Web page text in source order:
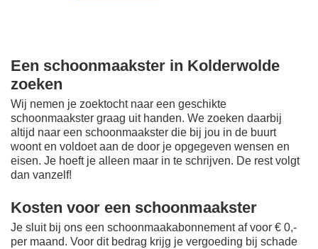
Een schoonmaakster in Kolderwolde
zoeken
Wij nemen je zoektocht naar een geschikte
schoonmaakster graag uit handen. We zoeken daarbij
altijd naar een schoonmaakster die bij jou in de buurt
woont en voldoet aan de door je opgegeven wensen en
eisen. Je hoeft je alleen maar in te schrijven. De rest volgt
dan vanzelf!
Kosten voor een schoonmaakster
Je sluit bij ons een schoonmaakabonnement af voor € 0,-
per maand. Voor dit bedrag krijg je vergoeding bij schade